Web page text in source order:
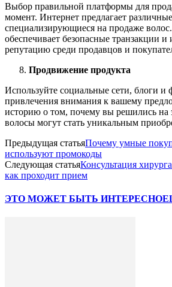
Выбор правильной платформы для
момент. Интернет предлагает
специализирующиеся на продаже
обеспечивает безопасные транзакции
репутацию среди продавцов и
Продвижение продукта
Используйте социальные сети, блоги и
привлечения внимания к вашему
историю о том, почему вы решились на
волосы могут стать уникальным
Предыдущая статьяПочему умные
используют промокоды
Следующая статьяКонсультация
как проходит прием
ЭТО МОЖЕТ БЫТЬ ИНТЕРЕСНО